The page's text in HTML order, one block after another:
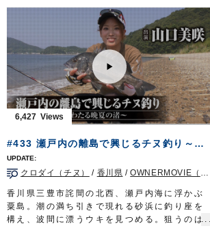
おります。
ルアーパラダイス九州TV TVQ九州放送 毎
週土曜日 朝5時30分～6時放送
OWNERMOVIEhttp://ownertv.jp/
オーナーばりwebsite
http://www.owner.co.jp
ルアーパラダイス九州オンライン
http://lurepara.tsuribito.co.jp/
のは、この時期、接岸するシロザケ。日本人
に馴染み深い魚は食味抜群な上にパワフルな
ファイトを堪能できる季節限定のターゲット
だ。
噴火湾の風物詩、秋味釣りに挑むのは田邉共
継さん。札幌の大手釣具店に３０年以上勤
め、この夏、第二の人生を歩み始めた。
遡上を前にしたシロザケは警戒心が強く、滅
多に口を使わない。一筋縄ではいかない旬の
魚に熟練の釣技を駆使し迫りゆく。
ロッド：アキアジ専用ロッド 13ft
リール：中型スピニングリール
メインライン：PE 2号
リーダー：フロロ 8号
ウキ：アキアジフロート LL
スプーン：アキアジスプーン 45g
ルアー：タコベイト 2号
6,427
#433 瀬戸内の離島で興じるチヌ釣り～潮風わたる晩夏の渚～
クロダイ（チヌ） / 香川県 /OWNERMOVIE（夢釣行）
香川県三豊市詫間の北西、瀬戸内海に浮かぶ
粟島。潮の満ち引きで現れる砂浜に釣り座を
構え、波間に漂うウキを見つめる。狙うのは